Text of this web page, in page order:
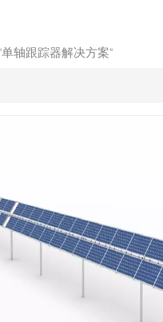
轴跟踪器解决方案"